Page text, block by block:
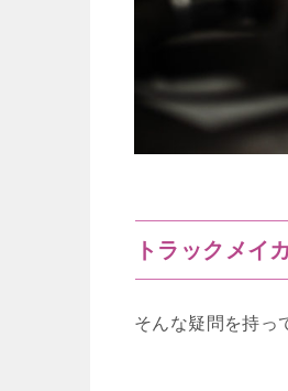
トラックメイ
そんな疑問を持っ